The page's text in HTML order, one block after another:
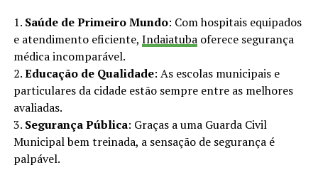
1. Saúde de Primeiro Mundo: Com hospitais equipados
e atendimento eficiente, Indaiatubaoferece segurança
médica incomparável.
2.Educação de Qualidade: As escolas municipais e
particulares da cidade estão sempre entre as melhores
avaliadas.
3. Segurança Pública: Graças a uma Guarda Civil
Municipal bem treinada, a sensação de segurança é
palpável.